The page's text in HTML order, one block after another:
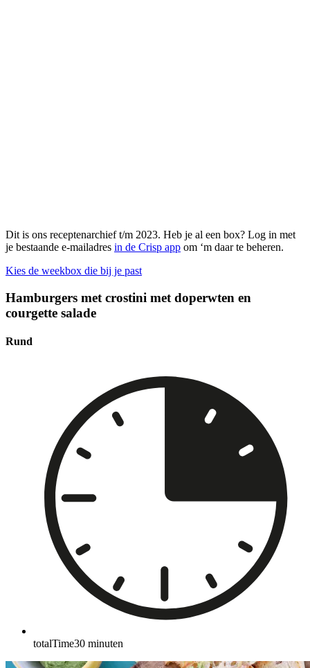
Dit is ons receptenarchief t/m 2023. Heb je al een box? Log in met
je bestaande e-mailadres in de Crisp app om ‘m daar te beheren.
Kies de weekbox die bij je past
Hamburgers met crostini met doperwten en
courgette salade
Rund
totalTime30 minuten